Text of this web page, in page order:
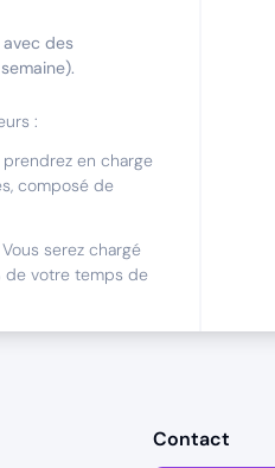
avec des
:
prendrez en charge
composé de
serez chargé
de votre temps de
Contact